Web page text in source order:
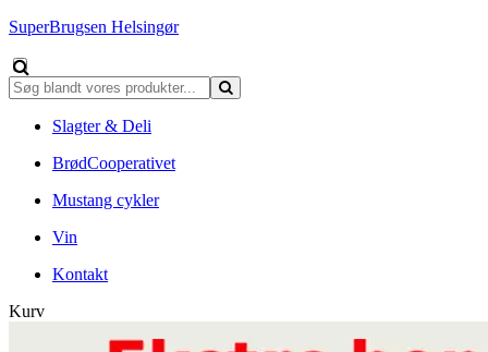
SuperBrugsen Helsingør
Slagter & Deli
BrødCooperativet
Mustang cykler
Vin
Kontakt
Kurv